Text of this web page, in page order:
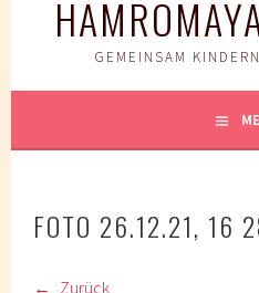
GEMEINSAM
FOTO 26.12.21, 16
Zurück